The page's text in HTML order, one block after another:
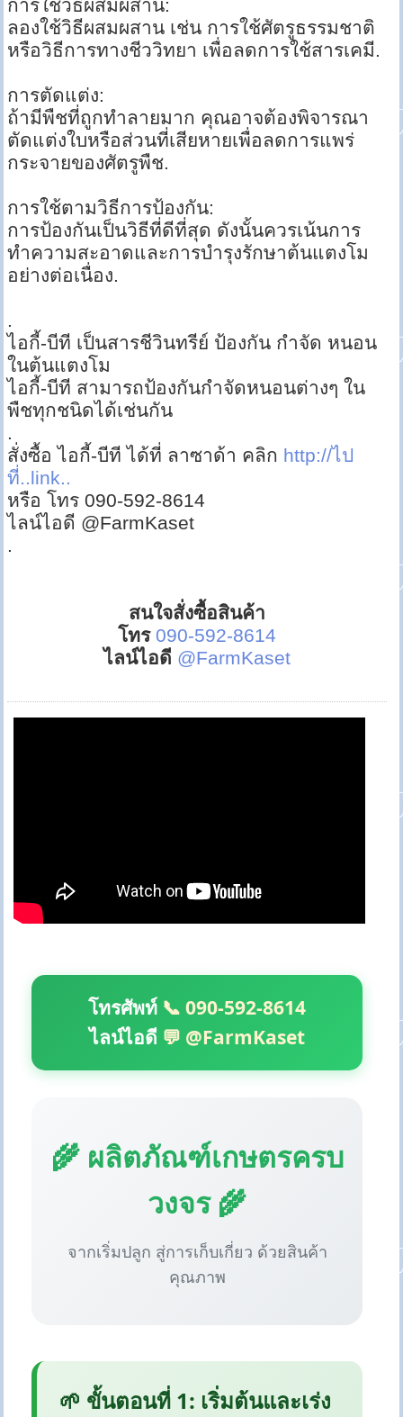
การใช้วิธีผสมผสาน:
ลองใช้วิธีผสมผสาน เช่น การใช้ศัตรูธรรมชาติ
หรือวิธีการทางชีววิทยา เพื่อลดการใช้สารเคมี.
การตัดแต่ง:
ถ้ามีพืชที่ถูกทำลายมาก คุณอาจต้องพิจารณา
ตัดแต่งใบหรือส่วนที่เสียหายเพื่อลดการแพร่
กระจายของศัตรูพืช.
การใช้ตามวิธีการป้องกัน:
การป้องกันเป็นวิธีที่ดีที่สุด ดังนั้นควรเน้นการ
ทำความสะอาดและการบำรุงรักษาต้นแตงโม
อย่างต่อเนื่อง.
.
ไอกี้-บีที เป็นสารชีวินทรีย์ ป้องกัน กำจัด หนอน
ในต้นแตงโม
ไอกี้-บีที สามารถป้องกันกำจัดหนอนต่างๆ ใน
พืชทุกชนิดได้เช่นกัน
.
สั่งซื้อ ไอกี้-บีที ได้ที่ ลาซาด้า คลิก http://ไป
ที่..link..
หรือ โทร 090-592-8614
ไลน์ไอดี @FarmKaset
.
สนใจสั่งซื้อสินค้า
โทร 090-592-8614
ไลน์ไอดี @FarmKaset
โทรศัพท์ 📞 090-592-8614
ไลน์ไอดี 💬 @FarmKaset
🌾 ผลิตภัณฑ์เกษตรครบ
วงจร 🌾
จากเริ่มปลูก สู่การเก็บเกี่ยว ด้วยสินค้า
คุณภาพ
🌱 ขั้นตอนที่ 1: เริ่มต้นและเร่ง